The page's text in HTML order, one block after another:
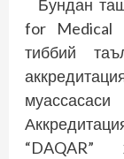
Бундан
for Medical
тиббий
“DAQAR”